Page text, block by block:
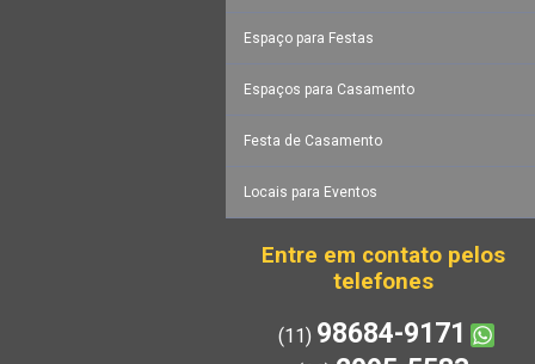
Espaço para Festas
Espaços para Casamento
Festa de Casamento
Locais para Eventos
Entre em contato pelos
telefones
(11) 98684-9171